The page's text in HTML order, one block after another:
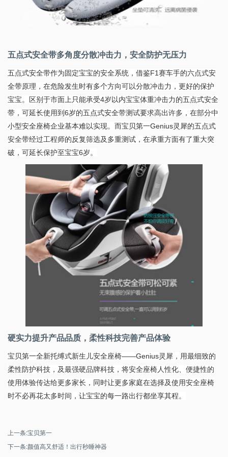
五点式安全带多角度分散冲击力，安全防护无压力
五点式安全带作为固定宝宝的安全系统，借鉴F1赛车手的六点式安
全带原理，在危险发生时有多个方向可以分散冲击力，更好的保护
宝宝。区别于市面上只能承受4岁以内宝宝体重冲击力的五点式安全
带，可延长使用到6岁的五点式安全带测试要求高出许多，在部分中
小型安全座椅企业基本难以实现。而宝贝第一Genius灵犀的五点式
安全带经过工程师的反复筛选及多重测试，在承重方面有了重大突
破，可延长保护至宝宝6岁。
硬实力提升产品品质，柔性科技完善产品体验
宝贝第一全新托缚式新生儿安全座椅——Genius灵犀，用最细致的
柔性防护科技，及最强硬品牌科技，将安全座椅人性化、便捷性的
使用体验传达给更多家长，同时让更多家庭在选择及使用安全座椅
时不必再花太多时间，让宝宝的每一路出行都坐享其程。
上一条:宝贝第一
下一条:颜值高又舒适！出行秒睡神器